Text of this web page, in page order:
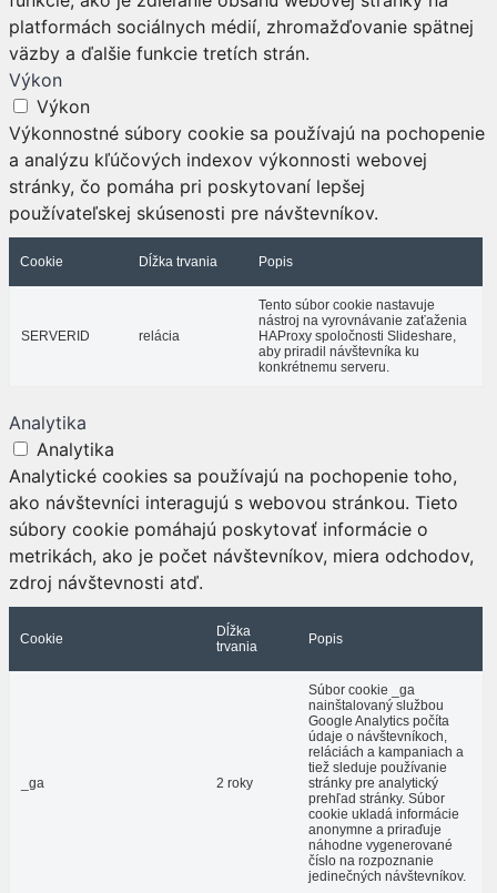
platformách sociálnych médií, zhromažďovanie spätnej
väzby a ďalšie funkcie tretích strán.
Výkon
Výkon
Výkonnostné súbory cookie sa používajú na pochopenie
a analýzu kľúčových indexov výkonnosti webovej
stránky, čo pomáha pri poskytovaní lepšej
používateľskej skúsenosti pre návštevníkov.
Cookie Dĺžka trvania Popis
SERVERID relácia
Tento súbor cookie nastavuje
nástroj na vyrovnávanie zaťaženia
HAProxy spoločnosti Slideshare,
aby priradil návštevníka ku
konkrétnemu serveru.
Analytika
Analytika
Analytické cookies sa používajú na pochopenie toho,
ako návštevníci interagujú s webovou stránkou. Tieto
súbory cookie pomáhajú poskytovať informácie o
metrikách, ako je počet návštevníkov, miera odchodov,
zdroj návštevnosti atď.
Cookie
Dĺžka
trvania
Popis
_ga 2 roky
Súbor cookie _ga
nainštalovaný službou
Google Analytics počíta
údaje o návštevníkoch,
reláciách a kampaniach a
tiež sleduje používanie
stránky pre analytický
prehľad stránky. Súbor
cookie ukladá informácie
anonymne a priraďuje
náhodne vygenerované
číslo na rozpoznanie
jedinečných návštevníkov.